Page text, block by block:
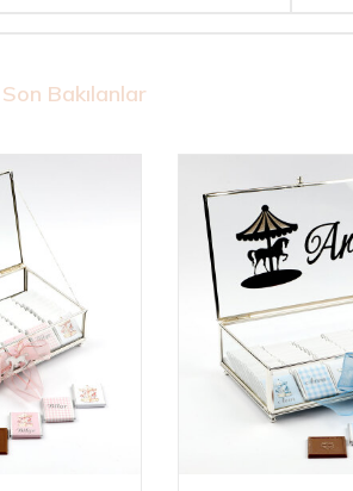
Son Bakılanlar